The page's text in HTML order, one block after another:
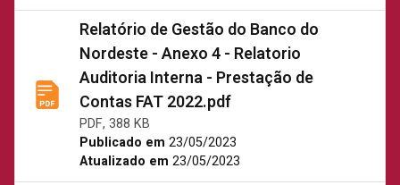
Relatório de Gestão do Banco do
Nordeste - Anexo 4 - Relatorio
Auditoria Interna - Prestação de
Contas FAT 2022.pdf
PDF, 388 KB
Publicado em 23/05/2023
Atualizado em 23/05/2023